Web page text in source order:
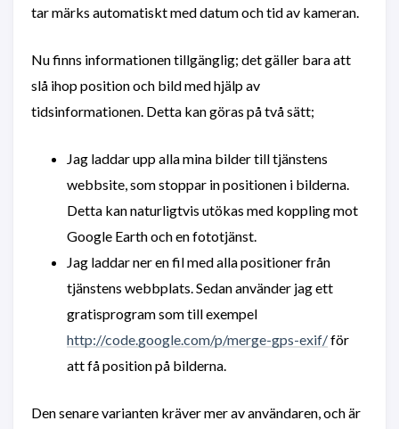
tar märks automatiskt med datum och tid av kameran.
Nu finns informationen tillgänglig; det gäller bara att
slå ihop position och bild med hjälp av
tidsinformationen. Detta kan göras på två sätt;
Jag laddar upp alla mina bilder till tjänstens
webbsite, som stoppar in positionen i bilderna.
Detta kan naturligtvis utökas med koppling mot
Google Earth och en fototjänst.
Jag laddar ner en fil med alla positioner från
tjänstens webbplats. Sedan använder jag ett
gratisprogram som till exempel
http://code.google.com/p/merge-gps-exif/för
att få position på bilderna.
Den senare varianten kräver mer av användaren, och är